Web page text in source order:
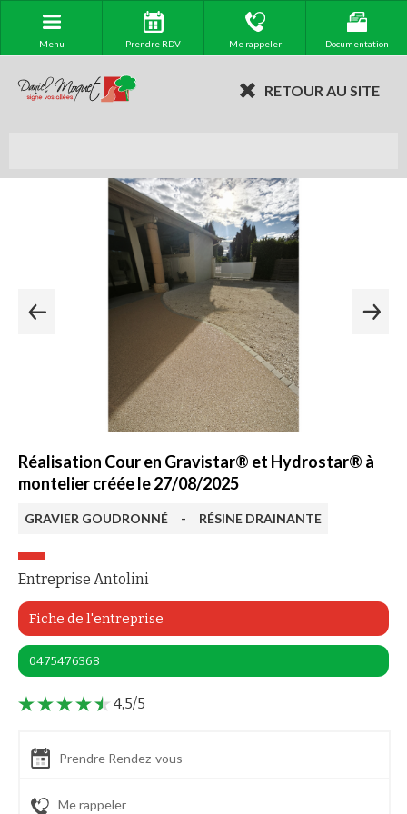
Menu Prendre RDV Me rappeler Documentation
RETOUR AU SITE
Réalisation Cour en Gravistar® et Hydrostar® à
montelier créée le 27/08/2025
GRAVIER GOUDRONNÉ - RÉSINE DRAINANTE
Entreprise Antolini
Fiche de l'entreprise
0475476368
4,5/5
Prendre Rendez-vous
Me rappeler